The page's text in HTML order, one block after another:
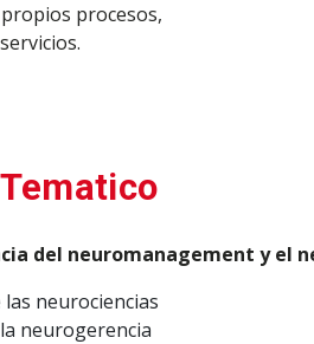
procesos,
del neuromanagement y el
neurociencias
neurogerencia